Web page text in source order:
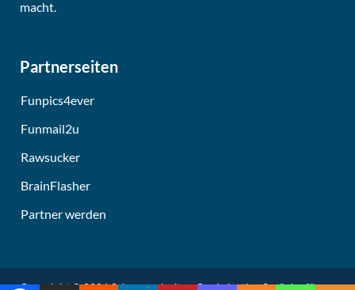
Partnerseiten
Funpics4ever
Funmail2u
Rawsucker
BrainFlasher
Partner werden